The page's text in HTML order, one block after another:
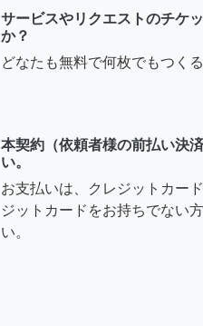
サービスやリクエストのチケ
か？
どなたも無料で何枚でもつく
本契約（依頼者様の前払い決
い。
お支払いは、クレジットカー
ジットカードをお持ちでない
い。